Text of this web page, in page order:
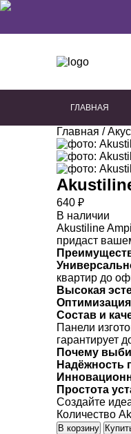
ГЛАВНАЯ
Главная /
640 ₽
В наличии
Akustiline
придаст
квартир до
Высокая
Оптимизация
Состав и
Панели
гарантирует
Почему
Надёжность
Простота
Создайте
Количество
В корзину